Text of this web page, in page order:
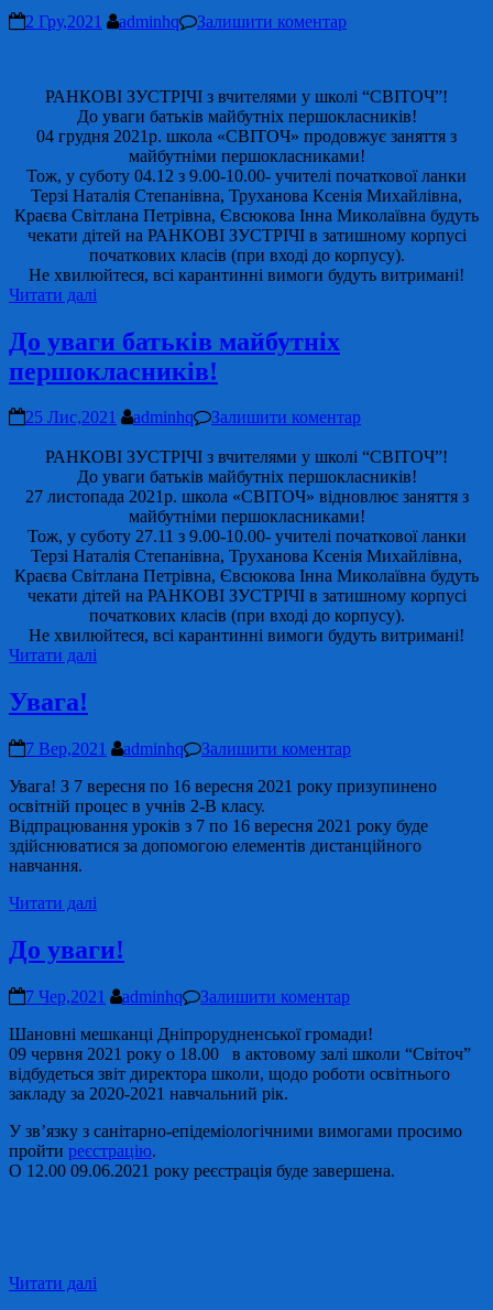
2 Гру,2021 adminhq Залишити коментар
РАНКОВІ ЗУСТРІЧІ з вчителями у школі “СВІТОЧ”!
До уваги батьків майбутніх першокласників!
04 грудня 2021р. школа «СВІТОЧ» продовжує заняття з
майбутніми першокласниками!
Тож, у суботу 04.12 з 9.00-10.00- учителі початкової ланки
Терзі Наталія Степанівна, Труханова Ксенія Михайлівна,
Краєва Світлана Петрівна, Євсюкова Інна Миколаївна будуть
чекати дітей на РАНКОВІ ЗУСТРІЧІ в затишному корпусі
початкових класів (при вході до корпусу).
Не хвилюйтеся, всі карантинні вимоги будуть витримані!
Читати далі
До уваги батьків майбутніх
першокласників!
25 Лис,2021 adminhq Залишити коментар
РАНКОВІ ЗУСТРІЧІ з вчителями у школі “СВІТОЧ”!
До уваги батьків майбутніх першокласників!
27 листопада 2021р. школа «СВІТОЧ» відновлює заняття з
майбутніми першокласниками!
Тож, у суботу 27.11 з 9.00-10.00- учителі початкової ланки
Терзі Наталія Степанівна, Труханова Ксенія Михайлівна,
Краєва Світлана Петрівна, Євсюкова Інна Миколаївна будуть
чекати дітей на РАНКОВІ ЗУСТРІЧІ в затишному корпусі
початкових класів (при вході до корпусу).
Не хвилюйтеся, всі карантинні вимоги будуть витримані!
Читати далі
Увага!
7 Вер,2021 adminhq
Залишити коментар
Увага! З 7 вересня по 16 вересня 2021 року призупинено
освітній процес в учнів 2-В класу.
Відпрацювання уроків з 7 по 16 вересня 2021 року буде
здійснюватися за допомогою елементів дистанційного
навчання.
Читати далі
До уваги!
7 Чер,2021 adminhq
Залишити коментар
Шановні мешканці Дніпрорудненської громади!
09 червня 2021 року о 18.00 в актовому залі школи “Світоч”
відбудеться звіт директора школи, щодо роботи освітнього
закладу за 2020-2021 навчальний рік.
У зв’язку з санітарно-епідеміологічними вимогами просимо
пройти реєстрацію.
О 12.00 09.06.2021 року реєстрація буде завершена.
Читати далі